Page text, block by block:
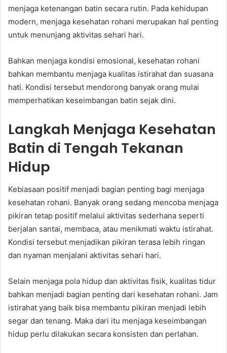
menjaga ketenangan batin secara rutin. Pada kehidupan
modern, menjaga kesehatan rohani merupakan hal penting
untuk menunjang aktivitas sehari hari.
Bahkan menjaga kondisi emosional, kesehatan rohani
bahkan membantu menjaga kualitas istirahat dan suasana
hati. Kondisi tersebut mendorong banyak orang mulai
memperhatikan keseimbangan batin sejak dini.
Langkah Menjaga Kesehatan
Batin di Tengah Tekanan
Hidup
Kebiasaan positif menjadi bagian penting bagi menjaga
kesehatan rohani. Banyak orang sedang mencoba menjaga
pikiran tetap positif melalui aktivitas sederhana seperti
berjalan santai, membaca, atau menikmati waktu istirahat.
Kondisi tersebut menjadikan pikiran terasa lebih ringan
dan nyaman menjalani aktivitas sehari hari.
Selain menjaga pola hidup dan aktivitas fisik, kualitas tidur
bahkan menjadi bagian penting dari kesehatan rohani. Jam
istirahat yang baik bisa membantu pikiran menjadi lebih
segar dan tenang. Maka dari itu menjaga keseimbangan
hidup perlu dilakukan secara konsisten dan perlahan.